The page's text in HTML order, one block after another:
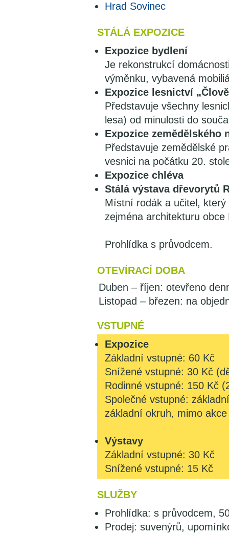
Hrad Sovinec
STÁLÁ EXPOZICE
Expozice bydlení
Je rekonstrukcí
výměnku, vybavená
Expozice lesnictví
Představuje všechny
lesa) od minulosti do
Expozice zemědělského
Představuje zemědělské
vesnici na počátku 20.
Expozice chléva
Stálá výstava dřevorytů
Místní rodák a učitel,
zejména architekturu
Prohlídka s průvodcem.
OTEVÍRACÍ DOBA
Duben – říjen: otevřeno
Listopad – březen: na
VSTUPNÉ
Expozice
Základní vstupné: 60 Kč
Snížené vstupné: 30 Kč
Rodinné vstupné: 150 Kč
Společné vstupné:
základní okruh, mimo
Výstavy
Základní vstupné: 30 Kč
Snížené vstupné: 15 Kč
SLUŽBY
Prohlídka: s průvodcem,
Prodej: suvenýrů,